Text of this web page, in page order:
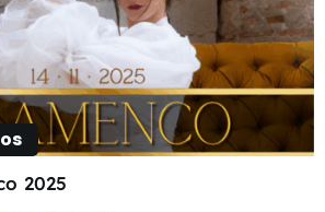
2025